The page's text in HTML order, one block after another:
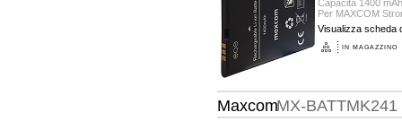
Capacità 1400 mAh
Per MAXCOM
Visualizza scheda
IN MAGAZZINO
MaxcomMX-BATTMK241